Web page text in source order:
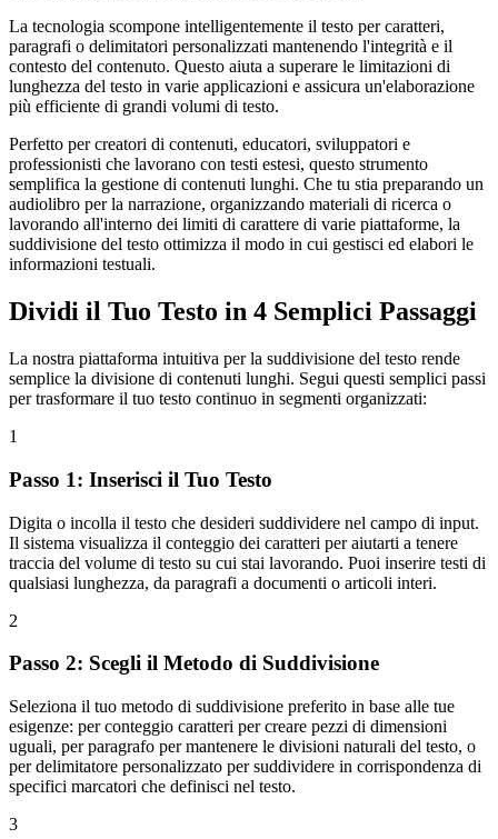
La tecnologia scompone intelligentemente il testo per caratteri,
paragrafi o delimitatori personalizzati mantenendo l'integrità e il
contesto del contenuto. Questo aiuta a superare le limitazioni di
lunghezza del testo in varie applicazioni e assicura un'elaborazione
più efficiente di grandi volumi di testo.
Perfetto per creatori di contenuti, educatori, sviluppatori e
professionisti che lavorano con testi estesi, questo strumento
semplifica la gestione di contenuti lunghi. Che tu stia preparando un
audiolibro per la narrazione, organizzando materiali di ricerca o
lavorando all'interno dei limiti di carattere di varie piattaforme, la
suddivisione del testo ottimizza il modo in cui gestisci ed elabori le
informazioni testuali.
Dividi il Tuo Testo in 4 Semplici Passaggi
La nostra piattaforma intuitiva per la suddivisione del testo rende
semplice la divisione di contenuti lunghi. Segui questi semplici passi
per trasformare il tuo testo continuo in segmenti organizzati:
1
Passo 1: Inserisci il Tuo Testo
Digita o incolla il testo che desideri suddividere nel campo di input.
Il sistema visualizza il conteggio dei caratteri per aiutarti a tenere
traccia del volume di testo su cui stai lavorando. Puoi inserire testi di
qualsiasi lunghezza, da paragrafi a documenti o articoli interi.
2
Passo 2: Scegli il Metodo di Suddivisione
Seleziona il tuo metodo di suddivisione preferito in base alle tue
esigenze: per conteggio caratteri per creare pezzi di dimensioni
uguali, per paragrafo per mantenere le divisioni naturali del testo, o
per delimitatore personalizzato per suddividere in corrispondenza di
specifici marcatori che definisci nel testo.
3